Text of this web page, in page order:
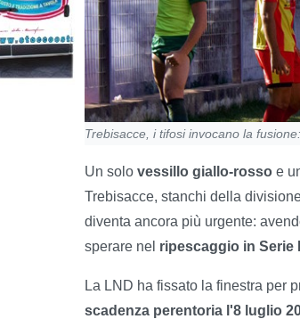
Trebisacce, i tifosi invocano la
Un solo vessillo giallo-rosso e
Trebisacce, stanchi della
diventa ancora più urgente:
sperare nel ripescaggio in Serie
La LND ha fissato la finestra per
scadenza perentoria l'8 luglio